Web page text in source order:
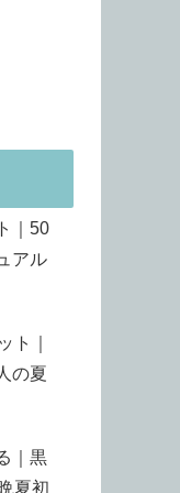
｜50
アル
ト｜
の夏
｜黒
夏初